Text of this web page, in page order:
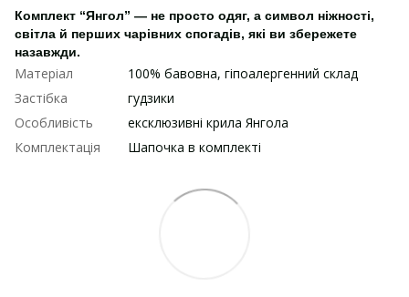
Комплект “Янгол” — не просто одяг, а символ ніжності,
світла й перших чарівних спогадів, які ви збережете
назавжди.
Матеріал
100% бавовна, гіпоалергенний склад
Застібка
гудзики
Особливість
ексклюзивні крила Янгола
Комплектація
Шапочка в комплекті